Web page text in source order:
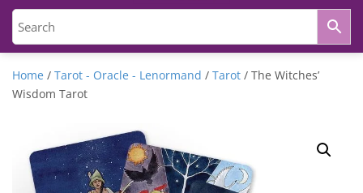
Home / Tarot - Oracle - Lenormand / Tarot / The Witches’
Wisdom Tarot